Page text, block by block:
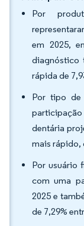
Por
em 2025,
diagnóstico
rápida de
Por tipo de
dentária
mais rápido,
Por usuário
com uma
2025 e
de 7,29%